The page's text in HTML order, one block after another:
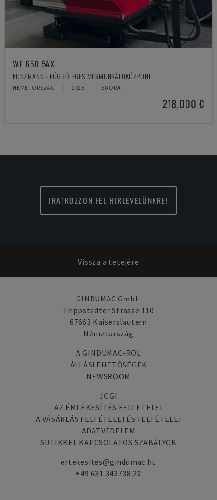
WF 650 5AX
KUNZMANN - FÜGGŐLEGES MEGMUNKÁLÓKÖZPONT
NÉMETORSZÁG 2025 58 ÓRA
218,000 €
IRATKOZZON FEL HÍRLEVELÜNKRE!
Vissza a tetejére
GINDUMAC GmbH
Trippstadter Strasse 110
67663 Kaiserslautern
Németország
A GINDUMAC-RÓL
ÁLLÁSLEHETŐSÉGEK
NEWSROOM
JOGI
AZ ÉRTÉKESÍTÉS FELTÉTELEI
A VÁSÁRLÁS FELTÉTELEI ÉS FELTÉTELEI
ADATVÉDELEM
SÜTIKKEL KAPCSOLATOS SZABÁLYOK
ertekesites@gindumac.hu
+49 631 343738 20